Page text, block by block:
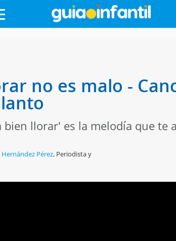
no es malo -
bien llorar' es la melodía que
Hernández Pérez, Periodista y